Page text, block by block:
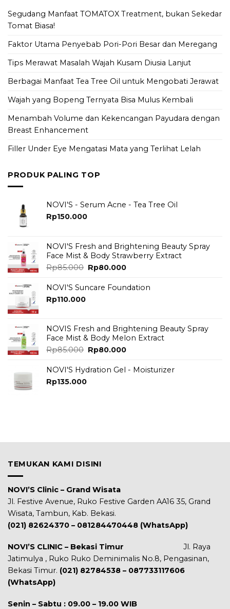
Segudang Manfaat TOMATOX Treatment, bukan Sekedar
Tomat Biasa!
Faktor Utama Penyebab Pori-Pori Besar dan Meregang
Tips Merawat Masalah Wajah Kusam Diusia Lanjut
Berbagai Manfaat Tea Tree Oil untuk Mengobati Jerawat
Wajah yang Bopeng Ternyata Bisa Mulus Kembali
Menambah Volume dan Kekencangan Payudara dengan
Breast Enhancement
Filler Under Eye Mengatasi Mata yang Terlihat Lelah
PRODUK PALING TOP
NOVI'S - Serum Acne - Tea Tree Oil
Rp150.000
NOVI'S Fresh and Brightening Beauty Spray
Face Mist & Body Strawberry Extract
Rp85.000 Original
was:
Rp80.000Current
is:
NOVI'S Suncare Foundation
Rp110.000
NOVIS Fresh and Brightening Beauty Spray
Face Mist & Body Melon Extract
Rp85.000 Original
was:
Rp80.000Current
is:
NOVI'S Hydration Gel - Moisturizer
Rp135.000
TEMUKAN KAMI DISINI
NOVI’S Clinic – Grand Wisata
Jl. Festive Avenue, Ruko Festive Garden AA16 35, Grand
Wisata, Tambun, Kab. Bekasi.
(021) 82624370 – 081284470448 (WhatsApp)
NOVI’S CLINIC – Bekasi Timur Jl. Raya
Jatimulya , Ruko Ruko Deminimalis No.8, Pengasinan,
Bekasi Timur. (021) 82784538 – 087733117606
(WhatsApp)
Senin – Sabtu : 09.00 – 19.00 WIB